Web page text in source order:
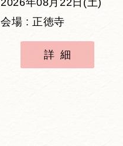
会場 : 正徳寺
詳細